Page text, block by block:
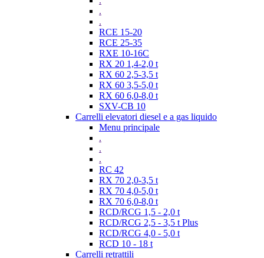
.
.
RCE 15-20
RCE 25-35
RXE 10-16C
RX 20 1,4-2,0 t
RX 60 2,5-3,5 t
RX 60 3,5-5,0 t
RX 60 6,0-8,0 t
SXV-CB 10
Carrelli elevatori diesel e a gas liquido
Menu principale
.
.
.
RC 42
RX 70 2,0-3,5 t
RX 70 4,0-5,0 t
RX 70 6,0-8,0 t
RCD/RCG 1,5 - 2,0 t
RCD/RCG 2,5 - 3,5 t Plus
RCD/RCG 4,0 - 5,0 t
RCD 10 - 18 t
Carrelli retrattili